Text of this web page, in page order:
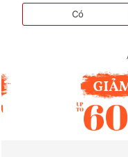
Có